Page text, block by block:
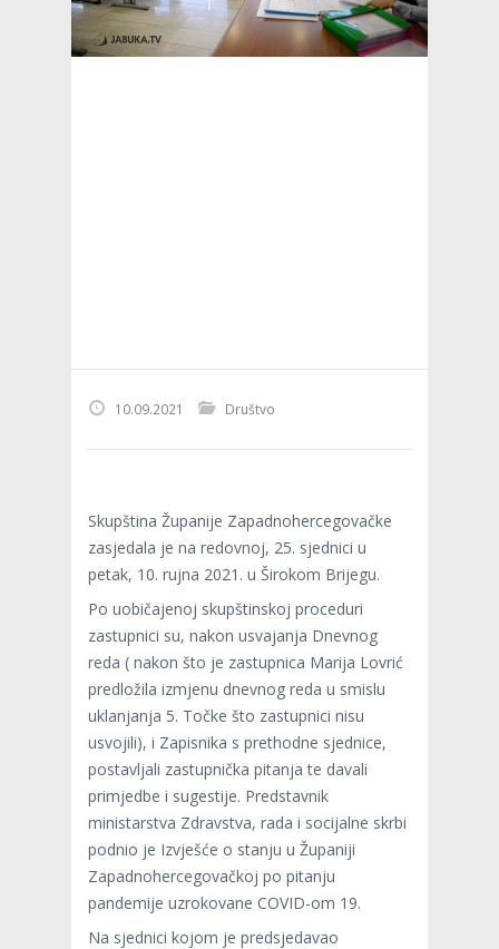
10.09.2021 Društvo
Skupština Županije Zapadnohercegovačke
zasjedala je na redovnoj, 25. sjednici u
petak, 10. rujna 2021. u Širokom Brijegu.
Po uobičajenoj skupštinskoj proceduri
zastupnici su, nakon usvajanja Dnevnog
reda ( nakon što je zastupnica Marija Lovrić
predložila izmjenu dnevnog reda u smislu
uklanjanja 5. Točke što zastupnici nisu
usvojili), i Zapisnika s prethodne sjednice,
postavljali zastupnička pitanja te davali
primjedbe i sugestije. Predstavnik
ministarstva Zdravstva, rada i socijalne skrbi
podnio je Izvješće o stanju u Županiji
Zapadnohercegovačkoj po pitanju
pandemije uzrokovane COVID-om 19.
Na sjednici kojom je predsjedavao